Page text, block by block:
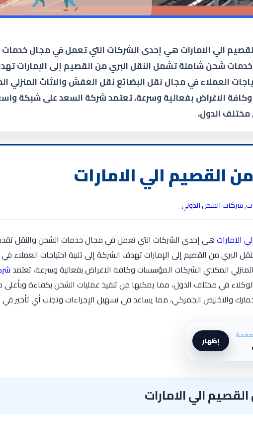
الي الامارات هي إحدى الشركات التي تعمل في مجال
شحن شاملة تشمل النقل البري من القصيم إلى الإمارات
العملاء في مجال نقل البضائع نقل العفش والاثاث المنزلي
الاغراض بفعالية وسرعة، تعتمد شركة السعد على شبكة
مختلف الدول،
القصيم الي الامارات
,شركات الشحن الدولي
الاماراتهي إحدى الشركات التي تعمل في مجال خدمات الشحن والنقل
من القصيم إلى الإمارات تهدف الشركة إلى تلبية احتياجات العملاء
المكتبي الشركات المؤسسات وكافة الاغراض بفعالية وسرعة، تعتمد
في مختلف الدول، مما يمكنها من تنفيذ عمليات الشحن بكفاءة وبأعلى
والتخليص الجمركي، مما يساعد في تسهيل الإجراءات وتجنب أي تأخير في
إظهار
الي الامارات